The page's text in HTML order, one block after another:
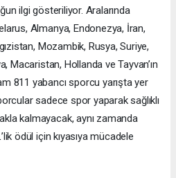
ilgi gösteriliyor. Aralarında
Almanya, Endonezya, İran,
Mozambik, Rusya, Suriye,
Macaristan, Hollanda ve Tayvan’ın
811 yabancı sporcu yarışta yer
sadece spor yaparak sağlıklı
kalmayacak, aynı zamanda
ödül için kıyasıya mücadele